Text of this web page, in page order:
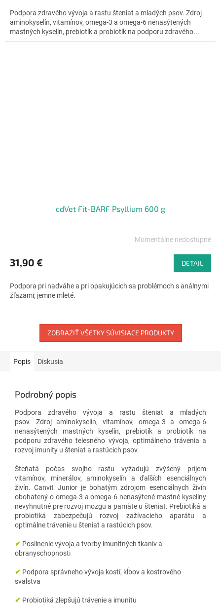
5
hviezdičiek.
Podpora zdravého vývoja a rastu šteniat a mladých psov. Zdroj
aminokyselín, vitamínov, omega-3 a omega-6 nenasýtených
mastných kyselín, prebiotík a probiotík na podporu zdravého...
cdVet Fit-BARF Psyllium 600 g
produktu
je
z
5
Momentálne nedostupné
31,90 € DETAIL
Podpora pri nadváhe a pri opakujúcich sa problémoch s análnymi
žľazami; jemne mleté.
ZOBRAZIŤ VŠETKY SÚVISIACE PRODUKTY
Popis Diskusia
Podrobný popis
Podpora zdravého vývoja a rastu šteniat a mladých
psov. Zdroj aminokyselín, vitamínov, omega-3 a omega-6
nenasýtených mastných kyselín, prebiotík a probiotík na
podporu zdravého telesného vývoja, optimálneho trávenia a
rozvoj imunity u šteniat a rastúcich psov.
Šteňatá počas svojho rastu vyžadujú zvýšený príjem
vitamínov, minerálov, aminokyselín a ďalších esenciálnych
živín. Canvit Junior je bohatým zdrojom esenciálnych živín
obohatený o omega-3 a omega-6 nenasýtené mastné kyseliny
nevyhnutné pre rozvoj mozgu a pamäte u šteniat. Prebiotiká a
probiotiká zabezpečujú rozvoj zažívacieho aparátu a
optimálne trávenie u šteniat a rastúcich psov.
✔ Posilnenie vývoja a tvorby imunitných tkanív a
obranyschopnosti
✔ Podpora správneho vývoja kostí, kĺbov a kostrového
svalstva
✔ Probiotiká zlepšujú trávenie a imunitu